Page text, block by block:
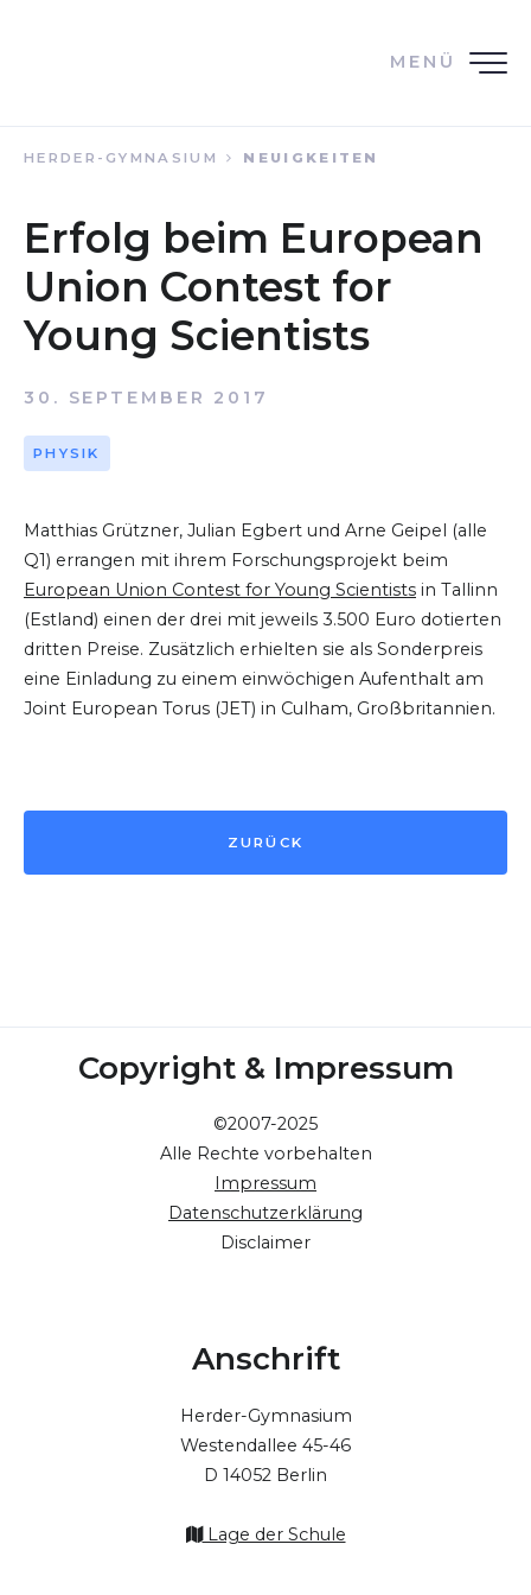
MENÜ
HERDER-GYMNASIUM NEUIGKEITEN
Erfolg beim European
Union Contest for
Young Scientists
30. SEPTEMBER 2017
PHYSIK
Matthias Grützner, Julian Egbert und Arne Geipel (alle
Q1) errangen mit ihrem Forschungsprojekt beim
European Union Contest for Young Scientists in Tallinn
(Estland) einen der drei mit jeweils 3.500 Euro dotierten
dritten Preise. Zusätzlich erhielten sie als Sonderpreis
eine Einladung zu einem einwöchigen Aufenthalt am
Joint European Torus (JET) in Culham, Großbritannien.
ZURÜCK
Copyright & Impressum
©2007-2025
Alle Rechte vorbehalten
Impressum
Datenschutzerklärung
Disclaimer
Anschrift
Herder-Gymnasium
Westendallee 45-46
D 14052 Berlin
Lage der Schule